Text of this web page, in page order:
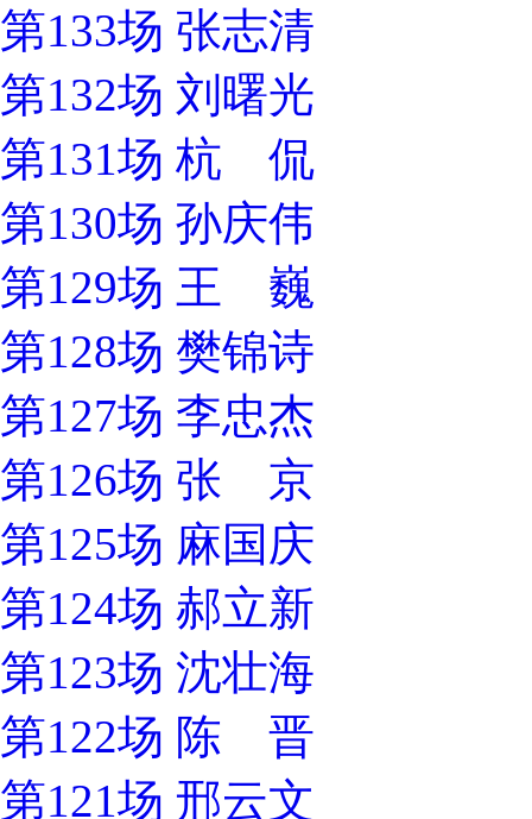
第133场 张志清
第132场 刘曙光
第131场 杭 侃
第130场 孙庆伟
第129场 王 巍
第128场 樊锦诗
第127场 李忠杰
第126场 张 京
第125场 麻国庆
第124场 郝立新
第123场 沈壮海
第122场 陈 晋
第121场 邢云文